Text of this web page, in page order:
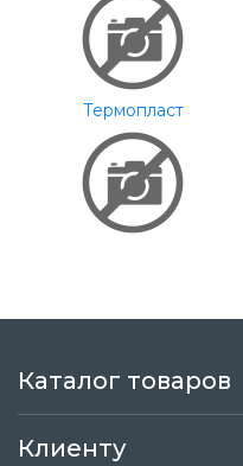
Термопласт
Каталог товаров
Клиенту